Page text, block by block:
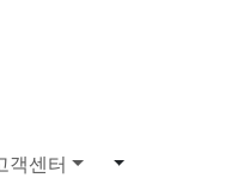
객센터